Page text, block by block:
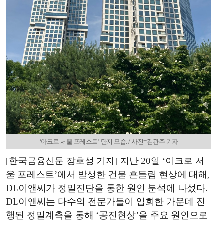
‘아크로 서울 포레스트’ 단지 모습. / 사진=김관주 기자
[한국금융신문 장호성 기자] 지난 20일 ‘아크로 서
울 포레스트’에서 발생한 건물 흔들림 현상에 대해,
DL이앤씨가 정밀진단을 통한 원인 분석에 나섰다.
DL이앤씨는 다수의 전문가들이 입회한 가운데 진
행된 정밀계측을 통해 ‘공진현상’을 주요 원인으로